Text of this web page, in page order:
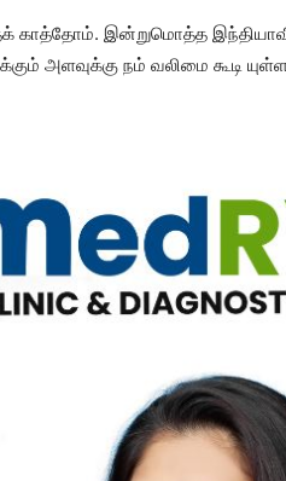
காத்தோம். இன்றுமொத்த
அளவுக்கு நம் வலிமை கூடி